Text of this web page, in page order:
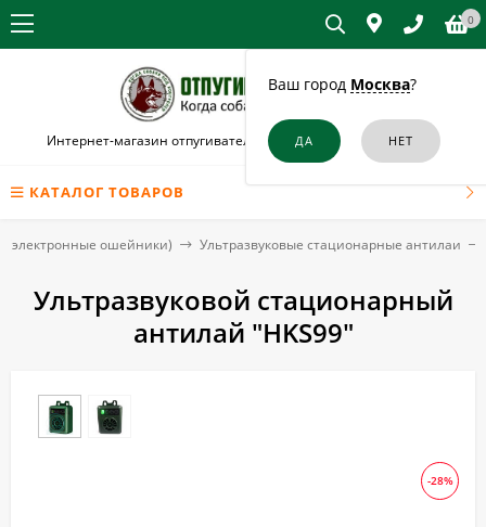
Ваш город Москва?
0
Интернет-магазин отпугивателей собак и кошек в Обнинске
КАТАЛОГ ТОВАРОВ
(электронные ошейники) Ультразвуковые стационарные антилаи
Ультразвуковой стационарный
антилай "HKS99"
-28%